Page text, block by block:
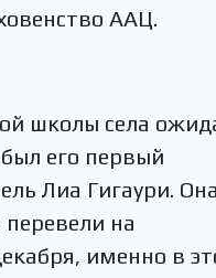
ААЦ.
школы села
его первый
Лиа Гигаури. Она
на
именно в